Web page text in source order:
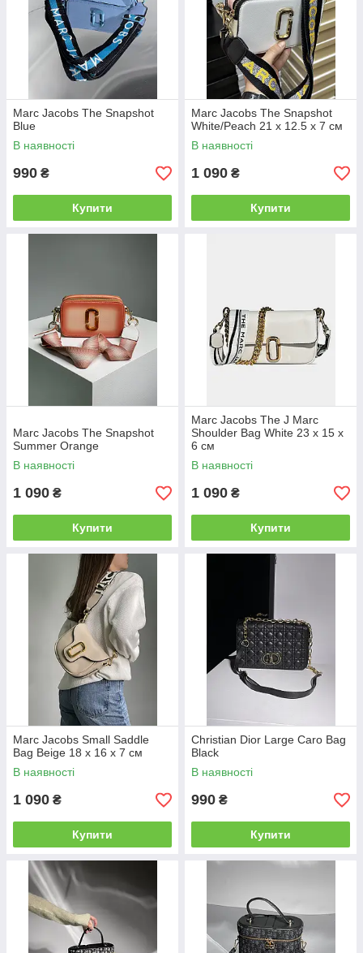
Marc Jacobs The Snapshot
Blue
В наявності
990 ₴
Купити
Marc Jacobs The Snapshot
White/Peach 21 х 12.5 х 7 см
В наявності
1 090 ₴
Купити
Marc Jacobs The Snapshot
Summer Orange
В наявності
1 090 ₴
Купити
Marc Jacobs The J Marc
Shoulder Bag White 23 х 15 х
6 см
В наявності
1 090 ₴
Купити
Marc Jacobs Small Saddle
Bag Beige 18 х 16 х 7 см
В наявності
1 090 ₴
Купити
Christian Dior Large Caro Bag
Black
В наявності
990 ₴
Купити